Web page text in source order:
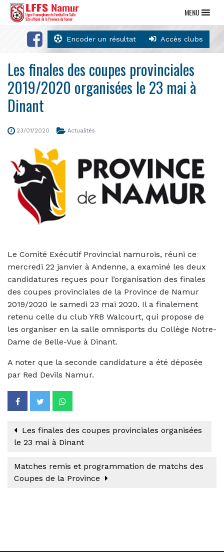
Encoder un résultat Accès clubs
MENU
Les finales des coupes provinciales
2019/2020 organisées le 23 mai à
Dinant
23/01/2020 Actualités
Le Comité Exécutif Provincial namurois, réuni ce
mercredi 22 janvier à Andenne, a examiné les deux
candidatures reçues pour l’organisation des finales
des coupes provinciales de la Province de Namur
2019/2020 le samedi 23 mai 2020. Il a finalement
retenu celle du club YRB Walcourt, qui propose de
les organiser en la salle omnisports du Collège Notre-
Dame de Belle-Vue à Dinant.
A noter que la seconde candidature a été déposée
par Red Devils Namur.
Les finales des coupes provinciales organisées
le 23 mai à Dinant
Matches remis et programmation de matchs des
Coupes de la Province